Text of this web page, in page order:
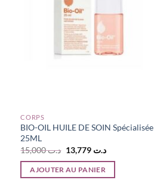
CORPS
BIO-OIL HUILE DE SOIN Spécialisée
25ML
د.ت15,000
Le
prix
initial
était :
د.ت 13,779
Le
est :
AJOUTER AU PANIER